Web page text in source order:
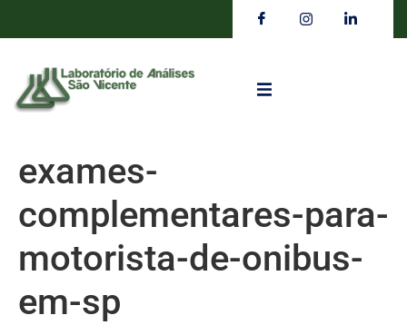
exames-
complementares-para-
motorista-de-onibus-
em-sp